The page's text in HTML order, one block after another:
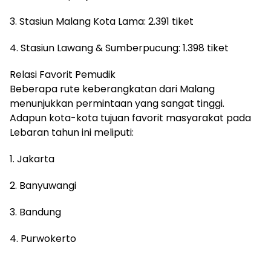
3. Stasiun Malang Kota Lama: 2.391 tiket
4. Stasiun Lawang & Sumberpucung: 1.398 tiket
Relasi Favorit Pemudik
Beberapa rute keberangkatan dari Malang
menunjukkan permintaan yang sangat tinggi.
Adapun kota-kota tujuan favorit masyarakat pada
Lebaran tahun ini meliputi:
1. Jakarta
2. Banyuwangi
3. Bandung
4. Purwokerto